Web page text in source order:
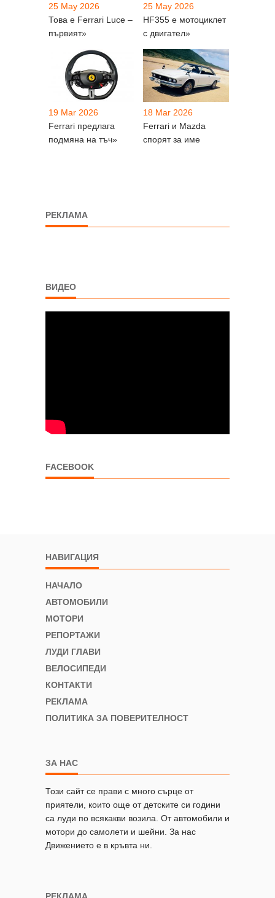
25 May 2026
Това е Ferrari Luce –
първият»
25 May 2026
HF355 е мотоциклет
с двигател»
19 Mar 2026
Ferrari предлага
подмяна на тъч»
18 Mar 2026
Ferrari и Mazda
спорят за име
РЕКЛАМА
ВИДЕО
FACEBOOK
НАВИГАЦИЯ
НАЧАЛО
АВТОМОБИЛИ
МОТОРИ
РЕПОРТАЖИ
ЛУДИ ГЛАВИ
ВЕЛОСИПЕДИ
КОНТАКТИ
РЕКЛАМА
ПОЛИТИКА ЗА ПОВЕРИТЕЛНОСТ
ЗА НАС
Този сайт се прави с много сърце от
приятели, които още от детските си години
са луди по всякакви возила. От автомобили и
мотори до самолети и шейни. За нас
Движението е в кръвта ни.
РЕКЛАМА